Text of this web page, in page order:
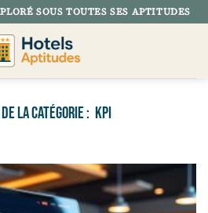
SOUS TOUTES SES APTITUDES
KPI